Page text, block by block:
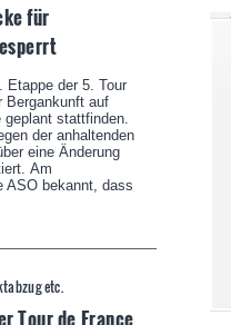
für
Etappe der 5. Tour
Bergankunft auf
stattfinden.
der anhaltenden
eine Änderung
Am
ASO bekannt, dass
etc.
Tour de France